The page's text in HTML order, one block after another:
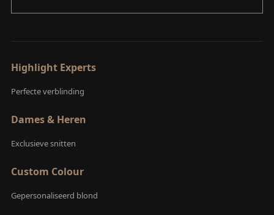
Highlight Experts
Perfecte verblinding
Dames & Heren
Exclusieve snitten
Custom Colour
Gepersonaliseerd blond